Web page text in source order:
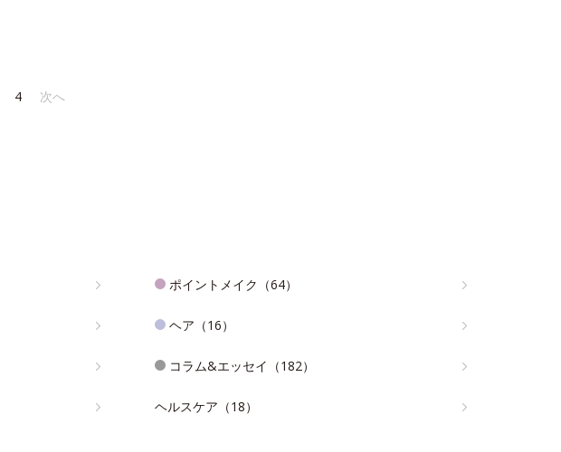
4 次へ
ポイントメイク（64）
ヘア（16）
コラム&エッセイ（182）
ヘルスケア（18）